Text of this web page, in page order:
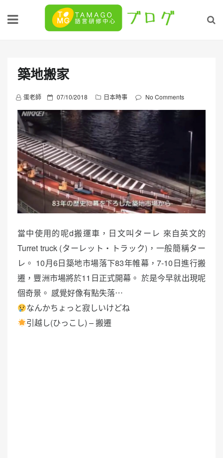
築地搬家
蛋老師
P
o
e
d
o
n
07/10/2018 日本時事 No Comments
當中使用的呢d搬運車，日文叫ターレ 來自英文的
Turret truck (ターレット・トラック)，一般簡稱ター
レ。 10月6日築地市場落下83年帷幕，7-10日進行搬
遷，豐洲市場將於11日正式開幕。 於是今早就出現呢
個奇景。 感覺好像有點失落⋯
なんかちょっと寂しいけどね
引越し(ひっこし) – 搬遷